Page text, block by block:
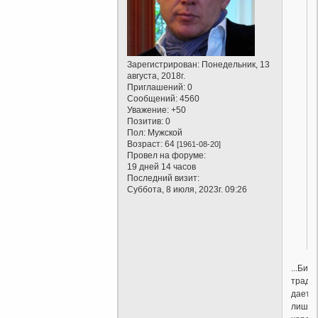
Зарегистрирован: Понедельник, 13
августа, 2018г.
Приглашений: 0
Сообщений: 4560
Уважение: +50
Позитив: 0
Пол: Мужской
Возраст: 64[1961-08-20]
Провел на форуме:
19 дней 14 часов
Последний визит:
Суббота, 8 июля, 2023г. 09:26
дает
лишь